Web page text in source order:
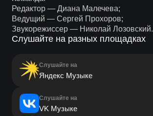
Редактор — Диана Малечева;
Ведущий — Сергей Прохоров;
Звукорежиссер — Николай Лозовский.
Слушайте на разных площадках
Слушайте на
Яндекс Музыке
Слушайте на
VK Музыке